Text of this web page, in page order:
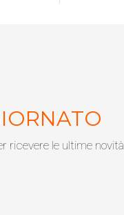
ricevere le ultime novità